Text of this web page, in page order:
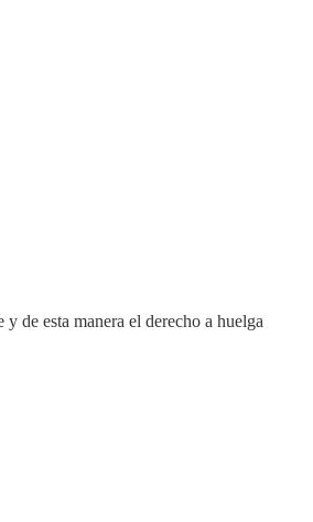
de esta manera el derecho a huelga